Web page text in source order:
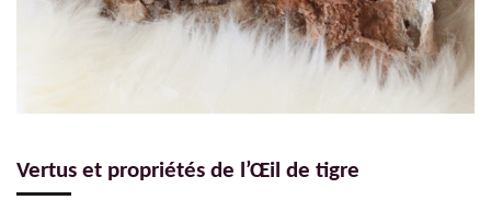
Vertus et propriétés de l’Œil de tigre